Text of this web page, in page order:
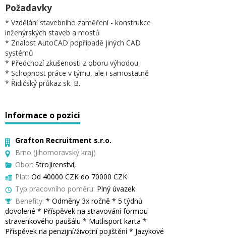
Požadavky
* Vzdělání stavebního zaměření - konstrukce
inženýrských staveb a mostů
* Znalost AutoCAD popřípadě jiných CAD
systémů
* Předchozí zkušenosti z oboru výhodou
* Schopnost práce v týmu, ale i samostatně
* Řidičský průkaz sk. B.
Informace o pozici
Grafton Recruitment s.r.o.
Brno (Jihomoravský kraj)
Obor: Strojírenství,
Plat: Od 40000 CZK do 70000 CZK
Typ pracovního poměru: Plný úvazek
Benefity: * Odměny 3x ročně * 5 týdnů
dovolené * Příspěvek na stravování formou
stravenkového paušálu * Mutlisport karta *
Příspěvek na penzijní/životní pojištění * Jazykové